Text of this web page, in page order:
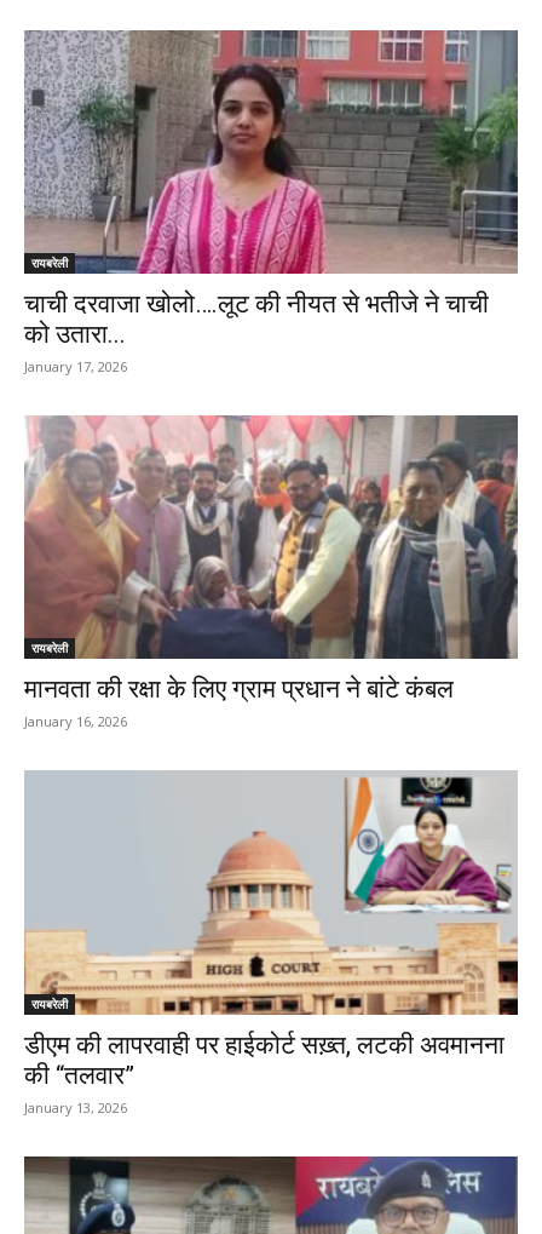
रायबरेली
चाची दरवाजा खोलो….लूट की नीयत से भतीजे ने चाची
को उतारा...
January 17, 2026
रायबरेली
मानवता की रक्षा के लिए ग्राम प्रधान ने बांटे कंबल
January 16, 2026
रायबरेली
डीएम की लापरवाही पर हाईकोर्ट सख़्त, लटकी अवमानना
की “तलवार”
January 13, 2026